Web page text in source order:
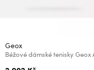
Geox